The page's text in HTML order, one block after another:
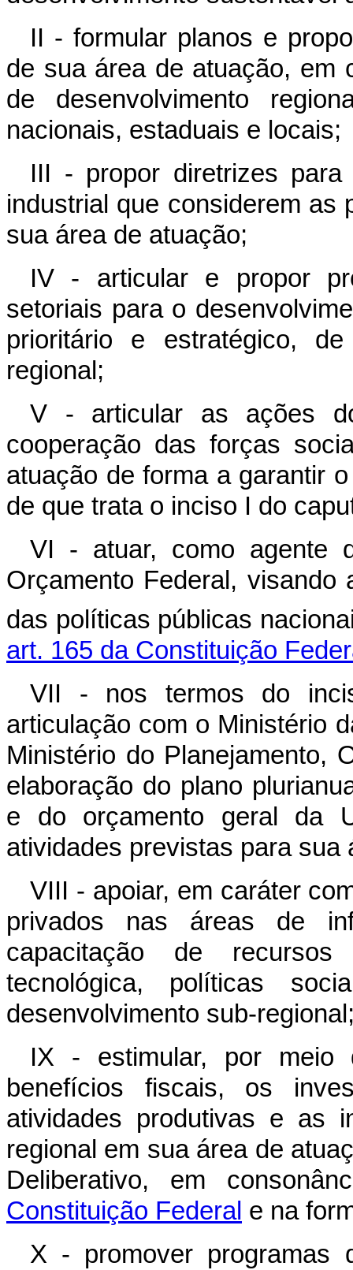
II - formular planos e
de sua área de atuação, em
de desenvolvimento
nacionais, estaduais e locais;
III - propor diretrizes
industrial que considerem as
sua área de atuação;
IV - articular e propor
setoriais para o
prioritário e estratégico,
regional;
V - articular as ações
cooperação das forças
atuação de forma a garantir
de que trata o inciso I do
VI - atuar, como agente
Orçamento Federal, visando
das políticas públicas
art. 165 da Constituição
VII - nos termos do
articulação com o Ministério
Ministério do Planejamento,
elaboração do plano
e do orçamento geral da
atividades previstas para sua
VIII - apoiar, em caráter
privados nas áreas de
capacitação de
tecnológica, políticas
desenvolvimento sub-
IX - estimular, por meio
benefícios fiscais, os
atividades produtivas e as
regional em sua área de
Deliberativo, em
Constituição Federal e na
X - promover programas